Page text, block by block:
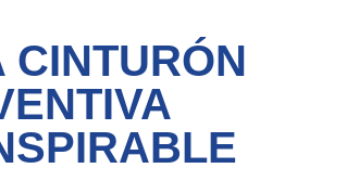
CINTURÓN